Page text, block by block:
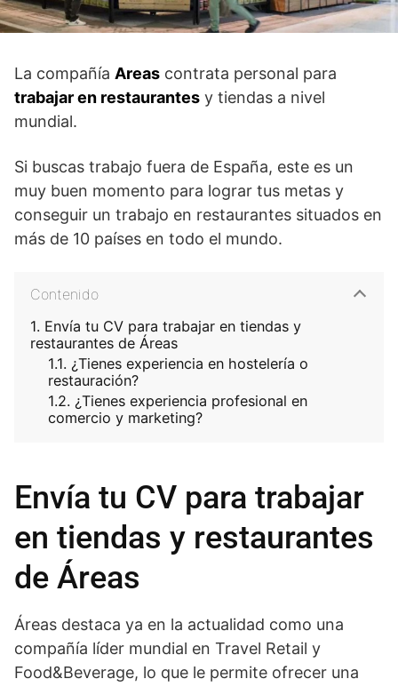
La compañía Areas contrata personal para
trabajar en restaurantes y tiendas a nivel
mundial.
Si buscas trabajo fuera de España, este es un
muy buen momento para lograr tus metas y
conseguir un trabajo en restaurantes situados en
más de 10 países en todo el mundo.
Contenido
Envía tu CV para trabajar en tiendas y
restaurantes de Áreas
¿Tienes experiencia en hostelería o
restauración?
¿Tienes experiencia profesional en
comercio y marketing?
Envía tu CV para trabajar
en tiendas y restaurantes
de Áreas
Áreas destaca ya en la actualidad como una
compañía líder mundial en Travel Retail y
Food&Beverage, lo que le permite ofrecer una